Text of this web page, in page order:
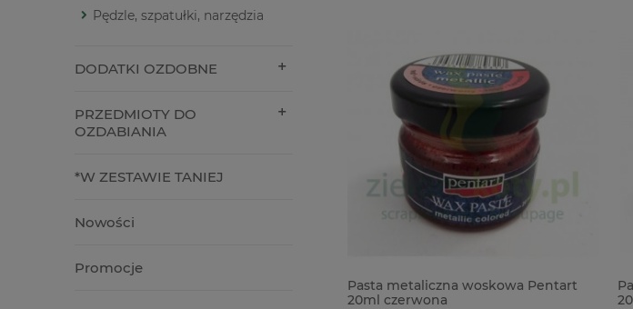
Pędzle, szpatułki, narzędzia
DODATKI OZDOBNE
PRZEDMIOTY DO
OZDABIANIA
*W ZESTAWIE TANIEJ
Nowości
Promocje
Pasta metaliczna woskowa Pentart
20ml czerwona